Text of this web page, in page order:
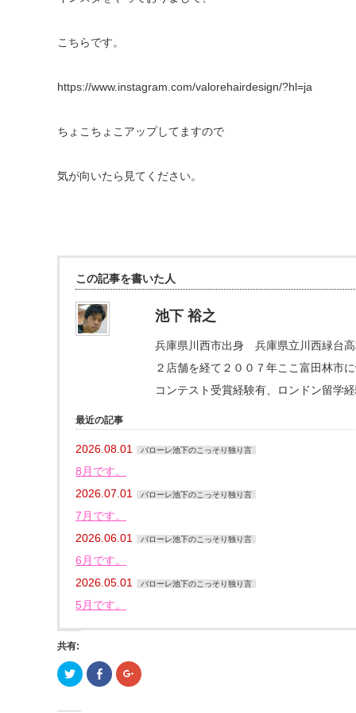
こちらです。
https://www.instagram.com/valorehairdesign/?hl=ja
ちょこちょこアップしてますので
気が向いたら見てください。
この記事を書いた人
池下 裕之
兵庫県川西市出身 兵庫県立川西緑台
２店舗を経て２００７年ここ富田林市
コンテスト受賞経験有、ロンドン留学経
最近の記事
2026.08.01 バローレ池下のこっそり独り言
8月です。
2026.07.01
バローレ池下のこっそり独り言
7月です。
2026.06.01
バローレ池下のこっそり独り言
6月です。
2026.05.01
バローレ池下のこっそり独り言
5月です。
共有:
ク
リ
し
Facebook
で
ク
リ